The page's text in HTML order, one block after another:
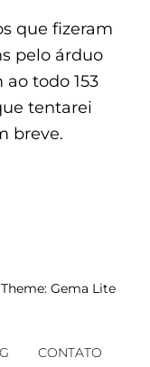
que fizeram
pelo árduo
todo 153
tentarei
breve.
Theme: Gema Lite
CONTATO